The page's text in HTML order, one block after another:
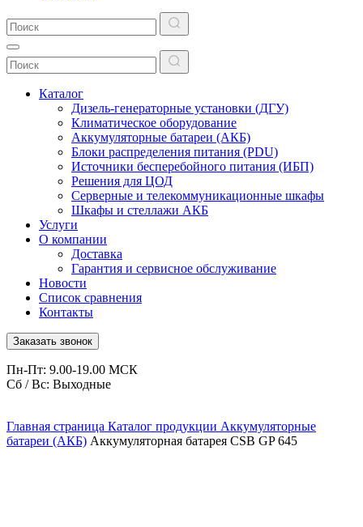
Каталог
Дизель-генераторные установки (ДГУ)
Климатическое оборудование
Аккумуляторные батареи (АКБ)
Блоки распределения питания (PDU)
Источники бесперебойного питания (ИБП)
Решения для ЦОД
Серверные и телекоммуникационные шкафы
Шкафы и стеллажи АКБ
Услуги
О компании
Доставка
Гарантия и сервисное обслуживание
Новости
Список сравнения
Контакты
Заказать звонок
Пн-Пт: 9.00-19.00 МСК
Сб / Вс: Выходные
Главная страница Каталог продукции Аккумуляторные
батареи (АКБ) Аккумуляторная батарея CSB GP 645